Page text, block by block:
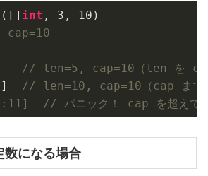
([] int , 3 , 10
// len=5, cap=10（len を cap
]
// len=10, cap=10（cap まで
// パニック！ cap を超えて
になる場合